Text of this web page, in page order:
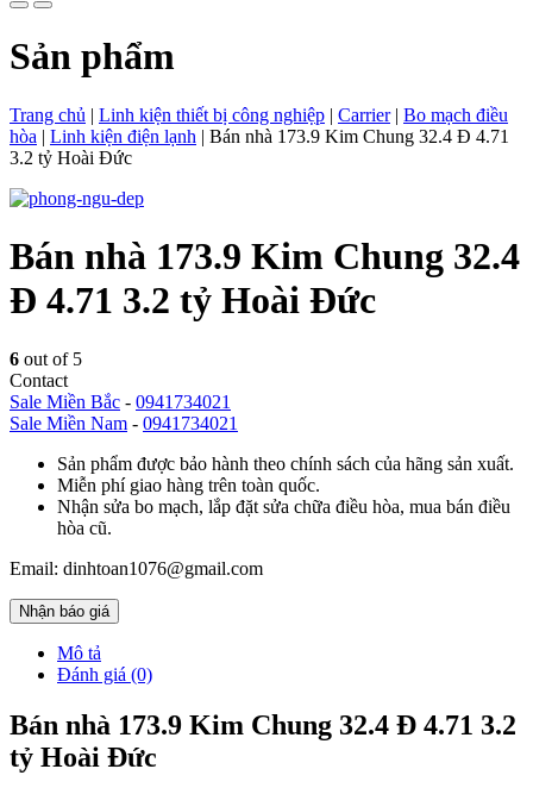
Sản phẩm
Trang chủ | Linh kiện thiết bị công nghiệp | Carrier| Bo mạch điều
hòa | Linh kiện điện lạnh | Bán nhà 173.9 Kim Chung 32.4 Đ 4.71
3.2 tỷ Hoài Đức
Bán nhà 173.9 Kim Chung 32.4
Đ 4.71 3.2 tỷ Hoài Đức
6 out of 5
Contact
Sale Miền Bắc - 0941734021
Sale Miền Nam - 0941734021
Sản phẩm được bảo hành theo chính sách của hãng sản xuất.
Miễn phí giao hàng trên toàn quốc.
Nhận sửa bo mạch, lắp đặt sửa chữa điều hòa, mua bán điều
hòa cũ.
Email: dinhtoan1076@gmail.com
Nhận báo giá
Mô tả
Đánh giá (0)
Bán nhà 173.9 Kim Chung 32.4 Đ 4.71 3.2
tỷ Hoài Đức